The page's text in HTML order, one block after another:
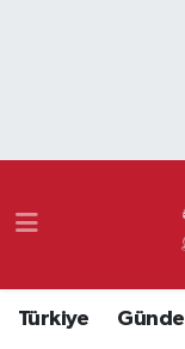
Türkiye
Namaz
Süper Lig